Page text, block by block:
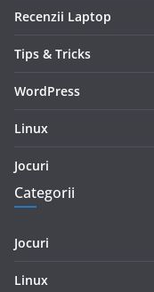
Recenzii Laptop
Tips & Tricks
WordPress
Linux
Jocuri
Categorii
Jocuri
Linux